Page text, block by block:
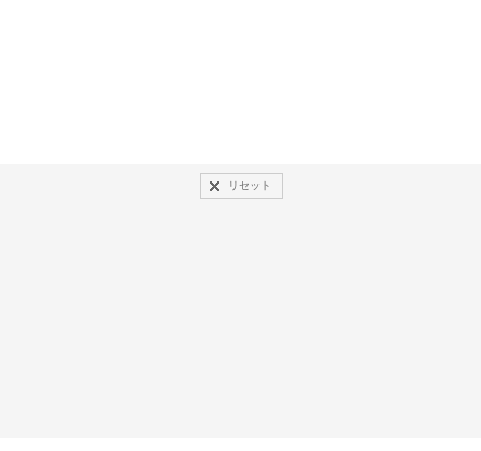
リセット